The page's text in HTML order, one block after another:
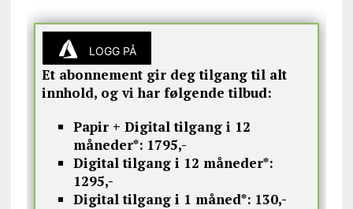
LOGG PÅ
Et abonnement gir deg tilgang til alt
innhold, og vi har følgende tilbud:
Papir + Digital tilgang i 12
måneder*: 1795,-
Digital tilgang i 12 måneder*:
1295,-
Digital tilgang i 1 måned*: 130,-